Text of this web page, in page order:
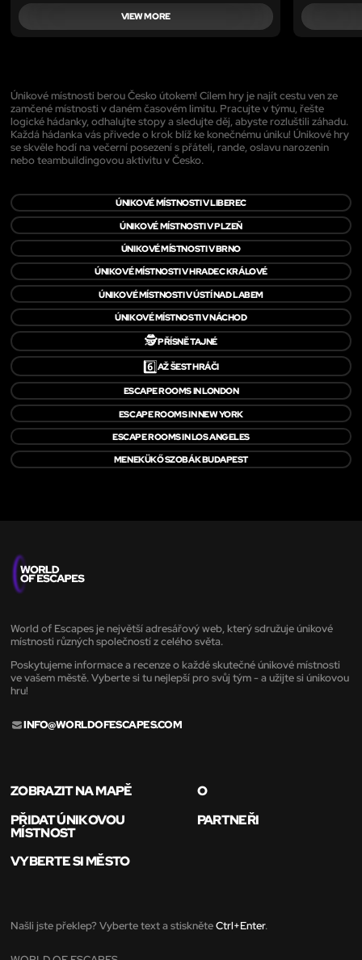
VIEW MORE
Únikové místnosti berou Česko útokem! Cílem hry je najít cestu ven ze
zamčené místnosti v daném časovém limitu. Pracujte v týmu, řešte
logické hádanky, odhalujte stopy a sledujte děj, abyste rozluštili záhadu.
Každá hádanka vás přivede o krok blíž ke konečnému úniku! Únikové hry
se skvěle hodí na večerní posezení s přáteli, rande, oslavu narozenin
nebo teambuildingovou aktivitu v Česko.
ÚNIKOVÉ MÍSTNOSTI V LIBEREC
ÚNIKOVÉ MÍSTNOSTI V PLZEŇ
ÚNIKOVÉ MÍSTNOSTI V BRNO
ÚNIKOVÉ MÍSTNOSTI V HRADEC KRÁLOVÉ
ÚNIKOVÉ MÍSTNOSTI V ÚSTÍ NAD LABEM
ÚNIKOVÉ MÍSTNOSTI V NÁCHOD
🕵️PŘÍSNĚ TAJNÉ
6️⃣AŽ ŠEST HRÁČI
ESCAPE ROOMS IN LONDON
ESCAPE ROOMS IN NEW YORK
ESCAPE ROOMS IN LOS ANGELES
MENEKÜKŐ SZOBÁK BUDAPEST
World of Escapes je největší adresářový web, který sdružuje únikové
místnosti různých společností z celého světa.
Poskytujeme informace a recenze o každé skutečné únikové místnosti
ve vašem městě. Vyberte si tu nejlepší pro svůj tým - a užijte si únikovou
hru!
INFO@WORLDOFESCAPES.COM
ZOBRAZIT NA MAPĚ
O
PŘIDAT ÚNIKOVOU
MÍSTNOST
PARTNEŘI
VYBERTE SI MĚSTO
Našli jste překlep? Vyberte text a stiskněteCtrl+Enter.